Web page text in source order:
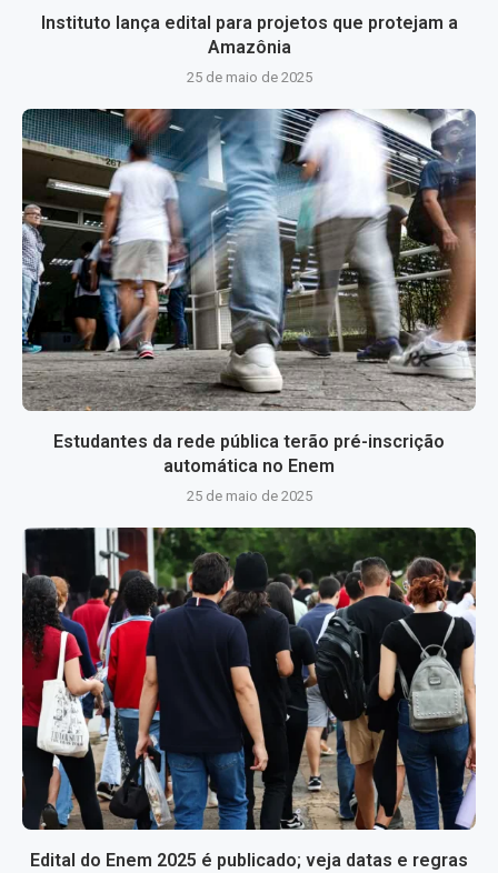
Instituto lança edital para projetos que protejam a
Amazônia
25 de maio de 2025
Estudantes da rede pública terão pré-inscrição
automática no Enem
25 de maio de 2025
Edital do Enem 2025 é publicado; veja datas e regras